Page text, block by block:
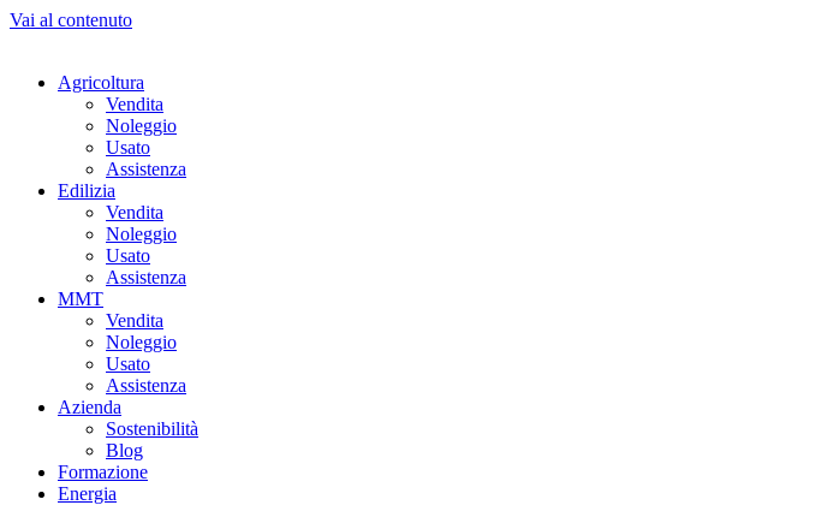
Vai al contenuto
Agricoltura
Vendita
Noleggio
Usato
Assistenza
Edilizia
Vendita
Noleggio
Usato
Assistenza
MMT
Vendita
Noleggio
Usato
Assistenza
Azienda
Sostenibilità
Blog
Formazione
Energia